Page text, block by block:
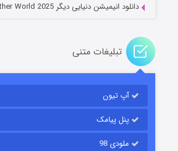
دانلود انیمیشن دنیایی دیگر Another World 2025
تبلیغات متنی
آپ تیون
پنل پیامک
ملودی 98